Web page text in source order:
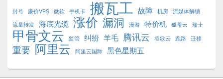
封号
廉价VPS 微软 手机卡 搬瓦工 故障 机房 流媒体解锁
流量转发 海底光缆 涨价 漏洞 漫游 特价机 狐蒂云 瑞士
甲骨文云 监管 纠纷 羊毛 腾讯云 谷歌云 跑路 迁移
重要 阿里云 阿里云国际 黑色星期五